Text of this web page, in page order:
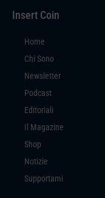
Insert Coin
Home
Chi Sono
Newsletter
Podcast
Editoriali
Il Magazine
Shop
Notizie
Supportami